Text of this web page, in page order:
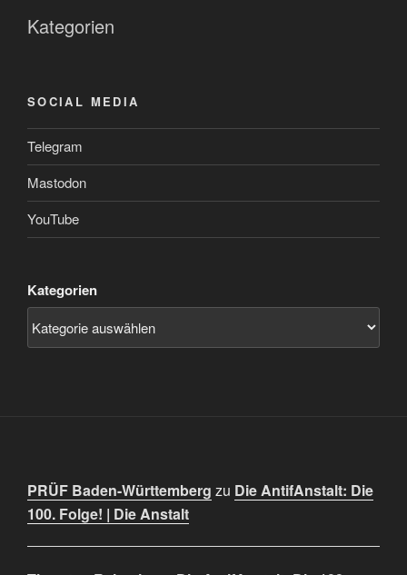
Kategorien
SOCIAL MEDIA
Telegram
Mastodon
YouTube
Kategorien
PRÜF Baden-Württemberg zu Die AntifAnstalt: Die
100. Folge! | Die Anstalt